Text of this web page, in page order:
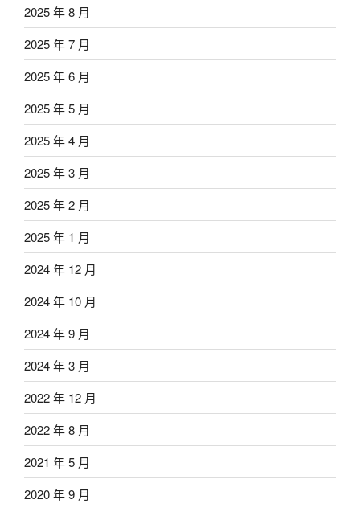
2025 年 8 月
2025 年 7 月
2025 年 6 月
2025 年 5 月
2025 年 4 月
2025 年 3 月
2025 年 2 月
2025 年 1 月
2024 年 12 月
2024 年 10 月
2024 年 9 月
2024 年 3 月
2022 年 12 月
2022 年 8 月
2021 年 5 月
2020 年 9 月